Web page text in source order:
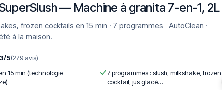
de référence à Habay.
— Machine à granita 7-en-1, 2L
à la maison.
5(279 avis)
15 min (technologie
7 programmes : slush, milkshake, frozen
cocktail, jus glacé…